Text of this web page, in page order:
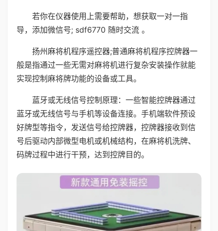
若你在仪器使用上需要帮助，想获取一对一指
导，添加微信号; sdf6770 随时交流 。
扬州麻将机程序遥控器;普通麻将机程序控牌器一
般是指通过一些无需对麻将机进行复杂安装操作就能
实现控制麻将牌功能的设备或工具。
蓝牙或无线信号控制原理：一些智能控牌器通过
蓝牙或无线信号与手机等设备连接。手机端软件预设
好牌型等指令，发送信号给控牌器，控牌器接收到信
号后驱动内部微型电机或机械结构，在麻将机洗牌、
码牌过程中进行干预，达到控牌目的。